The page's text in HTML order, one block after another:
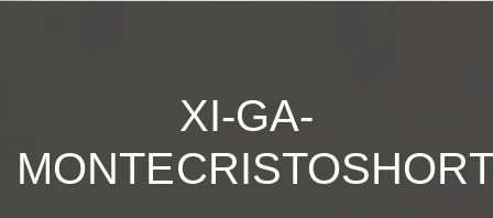
XI-GA-